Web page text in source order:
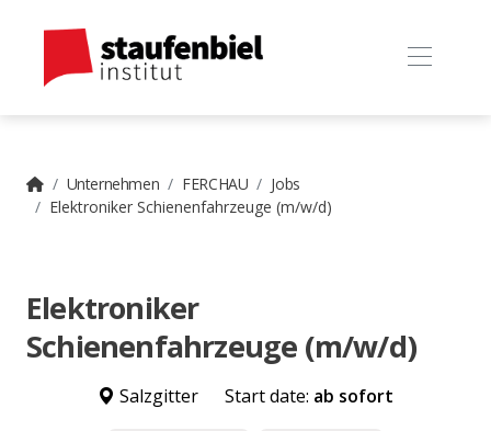
Unternehmen FERCHAU
Jobs
Elektroniker Schienenfahrzeuge (m/w/d)
Elektroniker
Schienenfahrzeuge (m/w/d)
Salzgitter Start date: ab sofort